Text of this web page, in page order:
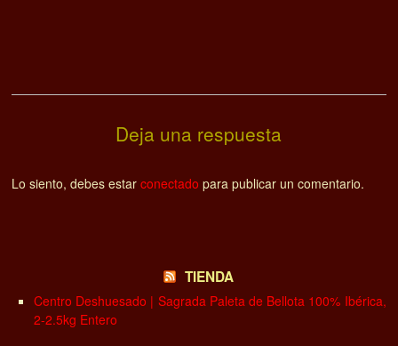
Deja una respuesta
Lo siento, debes estarconectado para publicar un comentario.
TIENDA
Centro Deshuesado | Sagrada Paleta de Bellota 100% Ibérica,
2-2.5kg Entero